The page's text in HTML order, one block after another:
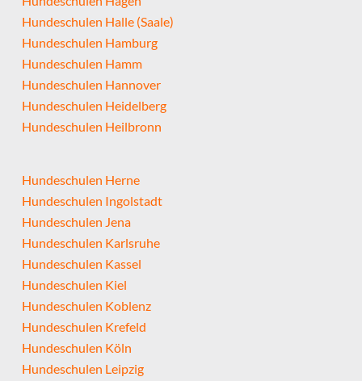
Hundeschulen Halle (Saale)
Hundeschulen Hamburg
Hundeschulen Hamm
Hundeschulen Hannover
Hundeschulen Heidelberg
Hundeschulen Heilbronn
Hundeschulen Herne
Hundeschulen Ingolstadt
Hundeschulen Jena
Hundeschulen Karlsruhe
Hundeschulen Kassel
Hundeschulen Kiel
Hundeschulen Koblenz
Hundeschulen Krefeld
Hundeschulen Köln
Hundeschulen Leipzig